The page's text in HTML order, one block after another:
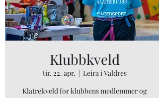
Klubbkveld
tir. 22. apr.
  |
Leira i Valdres
Klatrekveld for klubbens medlemmer og